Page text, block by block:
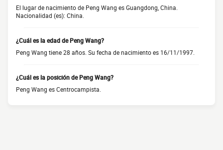
El lugar de nacimiento de Peng Wang es Guangdong, China.
Nacionalidad (es): China.
¿Cuál es la edad de Peng Wang?
Peng Wang tiene 28 años. Su fecha de nacimiento es 16/11/1997.
¿Cuál es la posición de Peng Wang?
Peng Wang es Centrocampista.